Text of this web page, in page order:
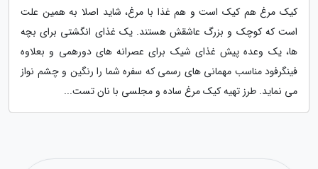
کیک مرغ هم کیک است و هم غذا با مرغ، شاید اصلا به همین علت
است که کوچک و بزرگ عاشقش هستند. یک غذای انگشتی برای بچه
ها، یک وعده پیش غذای شیک برای عصرانه های دورهمی و بعلاوه
فینگرفود مناسب مهمانی های رسمی که سفره شما را رنگین و چشم نواز
می نماید. طرز تهیه کیک مرغ ساده و مجلسی با نان تست...